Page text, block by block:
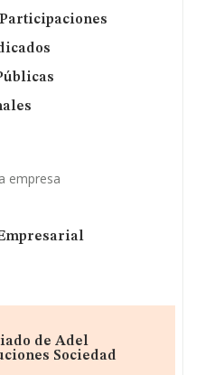
empresa
de Adel
Sociedad